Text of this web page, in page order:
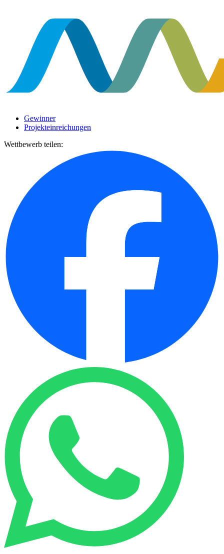
Gewinner
Projekteinreichungen
Wettbewerb teilen: